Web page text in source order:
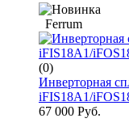
Ferrum
(0)
Инверторная
iFIS18A1/
67 000 Руб.